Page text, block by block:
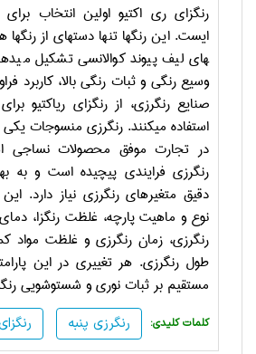
رنگزای ری ­اکتیو اولین انتخاب برای
های لیف پیوند کوالانسی تشکیل
وسیع رنگی و ثبات رنگی بالا، کاربرد
صنایع رنگرزی، از رنگزای ری­اکتیو
استفاده می­کنند. رنگرزی منسوجات یکی
در تجارت موفق محصولات نساجی
رنگرزی فرایندی پیچیده است و به
دقیق متغیرهای رنگرزی نیاز دارد. این
نوع و ماهیت پارچه، غلظت رنگزا،
رنگرزی، زمان رنگرزی و غلظت مواد
طول رنگرزی. هر تغییری در این
مستقیم بر ثبات نوری و شست­وشویی
رنگرزی پنبه :کلمات کلیدی